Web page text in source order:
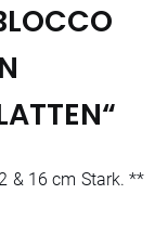
& 16 cm Stark. **